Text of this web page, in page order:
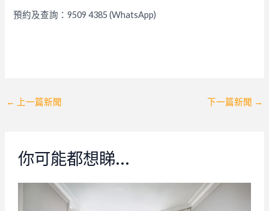
預約及查詢：9509 4385 (WhatsApp)
Post
← 上一篇新聞 下一篇新聞 →
你可能都想睇…